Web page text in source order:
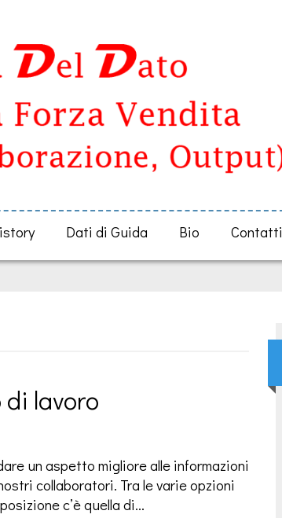
Dati di Guida Bio Contatti
di lavoro
un aspetto migliore alle informazioni
collaboratori. Tra le varie opzioni
c’è quella di…